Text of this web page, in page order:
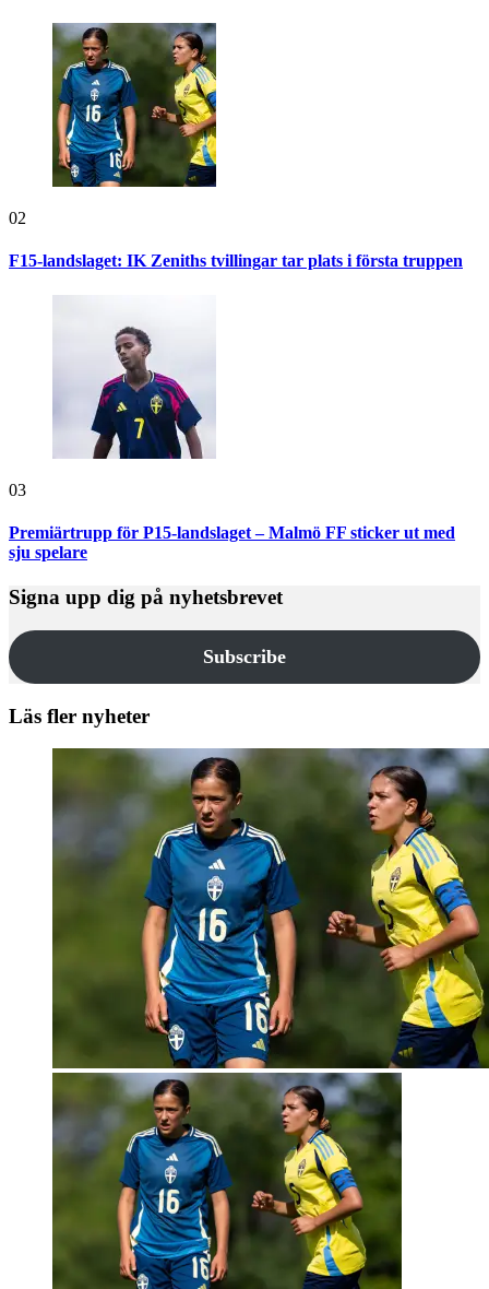
02
F15-landslaget: IK Zeniths tvillingar tar plats i första truppen
03
Premiärtrupp för P15-landslaget – Malmö FF sticker ut med
sju spelare
Signa upp dig på nyhetsbrevet
Subscribe
Läs fler nyheter